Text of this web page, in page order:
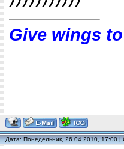
Give wings
Дата: Понедельник, 26.04.2010, 17:00